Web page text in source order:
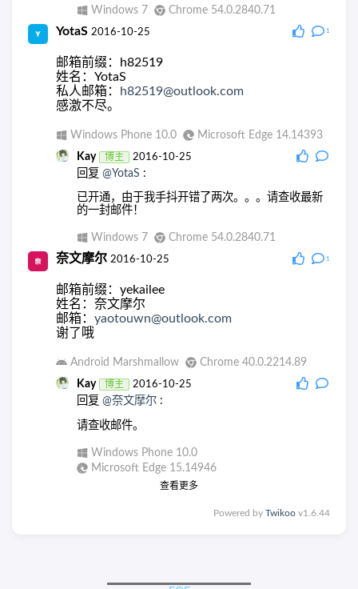
Windows 7 Chrome 54.0.2840.71
YotaS 2016-10-25 1
邮箱前缀：h82519
姓名：YotaS
私人邮箱：
h82519@outlook.com
感激不尽。
Windows Phone 10.0 Microsoft Edge 14.14393
Kay 博主 2016-10-25
回复 @YotaS :
已开通，由于我手抖开错了两次。。。请查收最新
的一封邮件！
Windows 7 Chrome 54.0.2840.71
奈文摩尔 2016-10-25 1
邮箱前缀：yekailee
姓名：奈文摩尔
邮箱： yaotouwn@outlook.com
谢了哦
Android Marshmallow Chrome 40.0.2214.89
Kay 博主 2016-10-25
回复 @奈文摩尔 :
请查收邮件。
Windows Phone 10.0
Microsoft Edge 15.14946
查看更多
Powered by Twikoo v1.6.44